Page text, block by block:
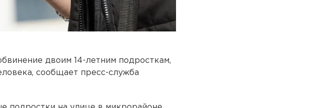
двоим 14-летним подросткам,
сообщает пресс-служба